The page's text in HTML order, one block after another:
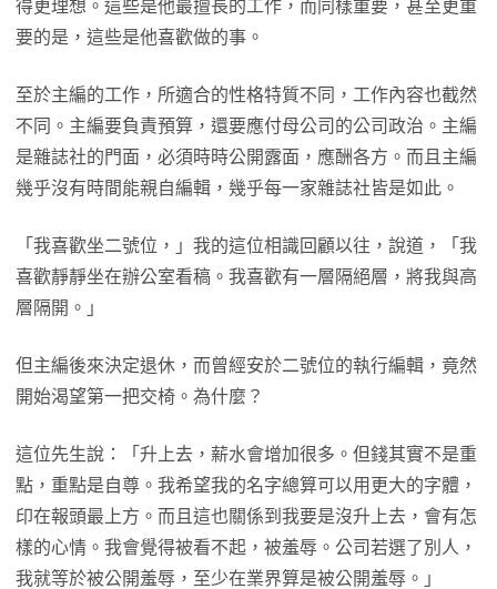
得更理想。這些是他最擅長的工作，而同樣重要，甚至更重
要的是，這些是他喜歡做的事。
至於主編的工作，所適合的性格特質不同，工作內容也截然
不同。主編要負責預算，還要應付母公司的公司政治。主編
是雜誌社的門面，必須時時公開露面，應酬各方。而且主編
幾乎沒有時間能親自編輯，幾乎每一家雜誌社皆是如此。
「我喜歡坐二號位，」我的這位相識回顧以往，說道，「我
喜歡靜靜坐在辦公室看稿。我喜歡有一層隔絕層，將我與高
層隔開。」
但主編後來決定退休，而曾經安於二號位的執行編輯，竟然
開始渴望第一把交椅。為什麼？
這位先生說：「升上去，薪水會增加很多。但錢其實不是重
點，重點是自尊。我希望我的名字總算可以用更大的字體，
印在報頭最上方。而且這也關係到我要是沒升上去，會有怎
樣的心情。我會覺得被看不起，被羞辱。公司若選了別人，
我就等於被公開羞辱，至少在業界算是被公開羞辱。」